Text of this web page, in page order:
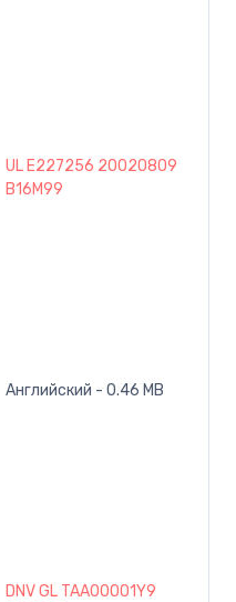
UL E227256 20020809
B16M99
Английский - 0.46 MB
DNV GL TAA00001Y9